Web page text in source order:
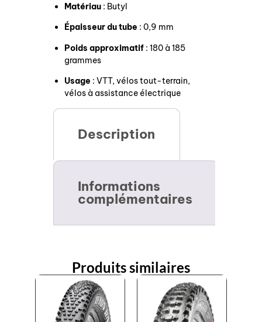
Matériau : Butyl
Épaisseur du tube : 0,9 mm
Poids approximatif : 180 à 185
grammes
Usage : VTT, vélos tout-terrain,
vélos à assistance électrique
Description
Informations
complémentaires
Produits similaires